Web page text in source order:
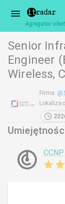
Agregator
Senior
Engineer
Wireless,
Firma: @
CCNP